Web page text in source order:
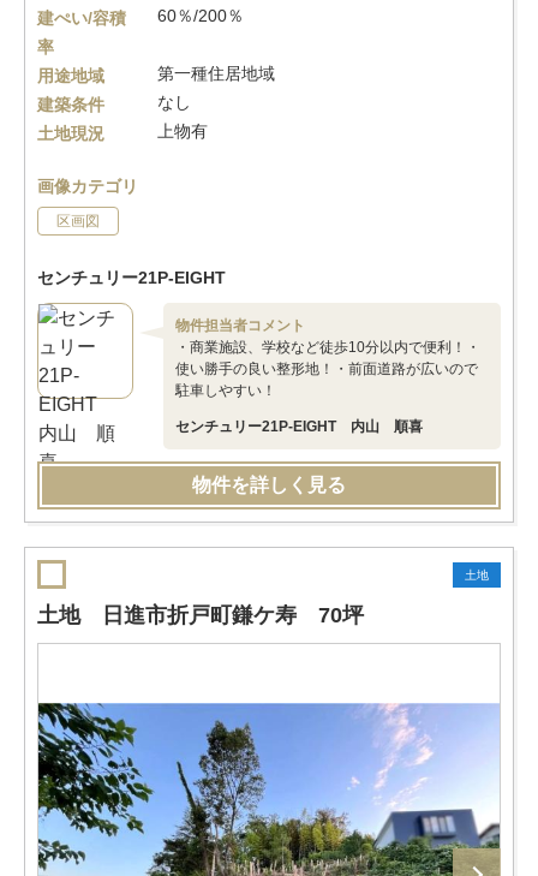
建ぺい/容積
率
60％/200％
用途地域
第一種住居地域
建築条件
なし
土地現況
上物有
画像カテゴリ
区画図
センチュリー21P-EIGHT
物件担当者コメント
・商業施設、学校など徒歩10分以内で便利！・
使い勝手の良い整形地！・前面道路が広いので
駐車しやすい！
センチュリー21P-EIGHT 内山 順喜
物件を詳しく見る
土地
土地 日進市折戸町鎌ケ寿 70坪